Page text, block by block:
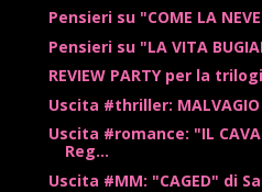
Pensieri su "COME LA
Pensieri su "LA VITA
REVIEW PARTY per la
Uscita #thriller: MALVAGIO
Uscita #romance: "IL
Reg...
Uscita #MM: "CAGED" di